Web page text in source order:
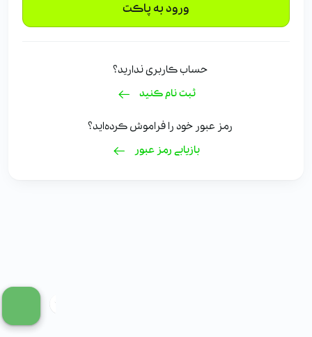
ورود به پاکت
حساب کاربری ندارید؟
ثبت نام کنید
رمز عبور خود را فراموش کرده‌اید؟
بازیابی رمز عبور